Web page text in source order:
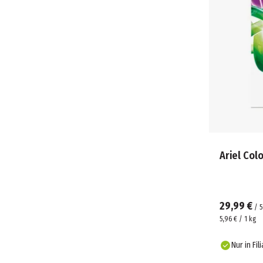
Ariel
29,99 € /
5,96 € / 1 kg
Nur in